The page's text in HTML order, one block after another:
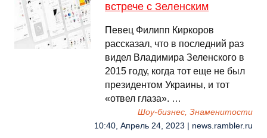
встрече с Зеленским
Певец Филипп Киркоров
рассказал, что в последний раз
видел Владимира Зеленского в
2015 году, когда тот еще не был
президентом Украины, и тот
«отвел глаза». …
Шоу-бизнес, Знаменитости
10:40, Апрель 24, 2023 | news.rambler.ru